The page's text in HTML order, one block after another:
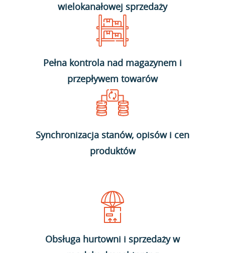
wielokanałowej sprzedaży
Pełna kontrola nad magazynem i
przepływem towarów
Synchronizacja stanów, opisów i cen
produktów
Obsługa hurtowni i sprzedaży w